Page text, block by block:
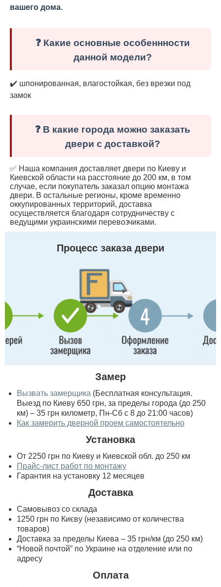
вашего дома.
❓ Какие основные особеннности
данной модели?
✔️ шпонированная, влагостойкая, без врезки под
замок
❓ В какие города можно заказать
двери с доставкой?
✅ Наша компания доставляет двери по Киеву и
Киевской области на расстояние до 200 км, в том
случае, если покупатель заказал опцию монтажа
двери. В остальные регионы, кроме временно
оккупированных территорий, доставка
осуществляется благодаря сотрудничеству с
ведущими украинскими перевозчиками.
Процесс заказа двери
Замер
Вызвать замерщика (Бесплатная консультация.
Выезд по Киеву 650 грн, за пределы города (до 250
км) – 35 грн километр, Пн-Сб с 8 до 21:00 часов)
Как замерить дверной проем самостоятельно
Установка
От 2250 грн по Киеву и Киевской обл. до 250 км
Прайс-лист работ по монтажу
Гарантия на установку 12 месяцев
Доставка
Самовывоз со склада
1250 грн по Києву (независимо от количества
товаров)
Доставка за пределы Киева – 35 грн/км (до 250 км)
“Новой почтой” по Украине на отделение или по
адресу
Оплата